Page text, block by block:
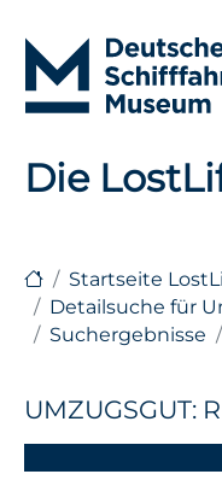
Die
Startseite
Detailsuche für
Suchergebnisse
UMZUGSGUT: